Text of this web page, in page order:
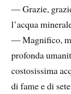
— Grazie,
l’acqua
— Magnifico,
profonda
costosissima
di fame e di